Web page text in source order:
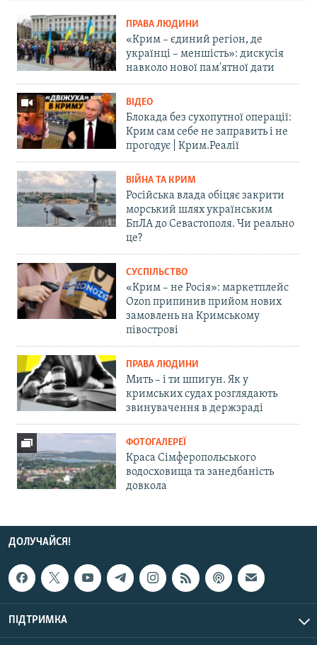
ПРАВА ЛЮДИНИ
«Крим – єдиний регіон, де
українці – меншість»: дискусія
навколо нової пам'ятної дати
ВІДЕО
Блокада без сухопутної операції:
Крим сам себе не заправить і не
прогодує | Крим.Реалії
ВІЙНА ТА КРИМ
Російська влада обіцяє закрити
морський шлях українським
БпЛА до Севастополя. Чи реально
це?
СУСПІЛЬСТВО
«Крим – не Росія»: маркетплейс
Ozon припинив прийом нових
замовлень на Кримському
півострові
ПРАВА ЛЮДИНИ
Мить – і ти шпигун. Як у
кримських судах розглядають
звинувачення в держзраді
ФОТОГАЛЕРЕЇ
Краса Сімферопольського
водосховища та занедбаність
довкола
ДОЛУЧАЙСЯ!
ПІДТРИМКА